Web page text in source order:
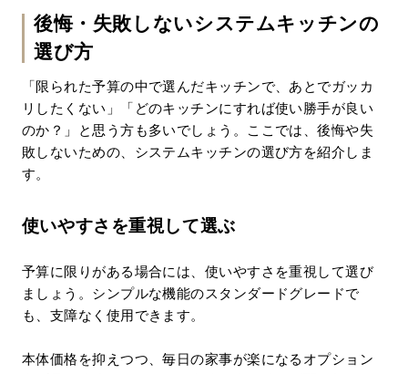
後悔・失敗しないシステムキッチンの
選び方
「限られた予算の中で選んだキッチンで、あとでガッカ
リしたくない」「どのキッチンにすれば使い勝手が良い
のか？」と思う方も多いでしょう。ここでは、後悔や失
敗しないための、システムキッチンの選び方を紹介しま
す。
使いやすさを重視して選ぶ
予算に限りがある場合には、使いやすさを重視して選び
ましょう。シンプルな機能のスタンダードグレードで
も、支障なく使用できます。
本体価格を抑えつつ、毎日の家事が楽になるオプション